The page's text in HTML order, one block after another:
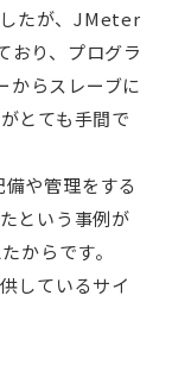
したが、JMeter
り、プログラ
らスレーブに
とても手間で
や管理をする
という事例が
からです。
しているサイ